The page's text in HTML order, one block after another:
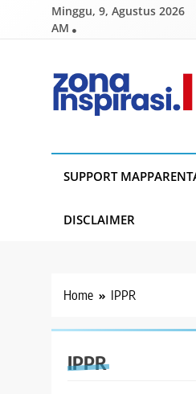
Minggu, 9, Agustus 2026
AM
SUPPORT
DISCLAIMER
Home IPPR
IPPR